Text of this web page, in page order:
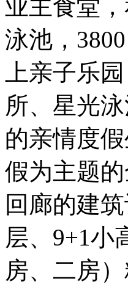
业主食堂
泳池，
上亲子乐
所、星光
的亲情度
假为主题
回廊的建
层、9+1小
房、二房